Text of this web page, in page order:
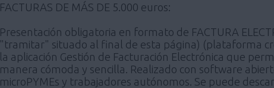
FACTURAS DE MÁS DE 5.000 euros:
Presentación obligatoria en formato de FACTURA
"tramitar" situado al final de esta página) (plataforma
la aplicación Gestión de Facturación Electrónica que
manera cómoda y sencilla. Realizado con software
microPYMEs y trabajadores autónomos. Se puede